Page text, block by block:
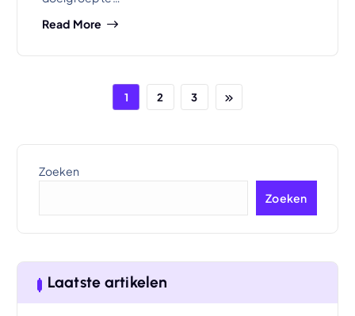
Read More
1 2 3
Zoeken
Zoeken
Laatste artikelen